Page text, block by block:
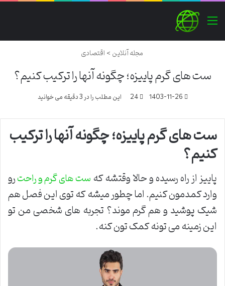
منو
مجله آنلاین>اقتصادی
ست های گرم پاییزه؛ چگونه آنها را ترکیب کنیم؟
1403-11-26
24 این مطلب را در 3 دقیقه می خوانید
ست های گرم پاییزه؛ چگونه آنها را ترکیب
کنیم؟
پاییز از راه رسیده و حالا وقتشه کهست های گرم و راحترو
وارد کمدمون کنیم. اما چطور میشه که توی این فصل هم
شیک پوشید و هم گرم موند؟ تجربه های شخصی من تو
این زمینه می تونه کمک تون کنه.